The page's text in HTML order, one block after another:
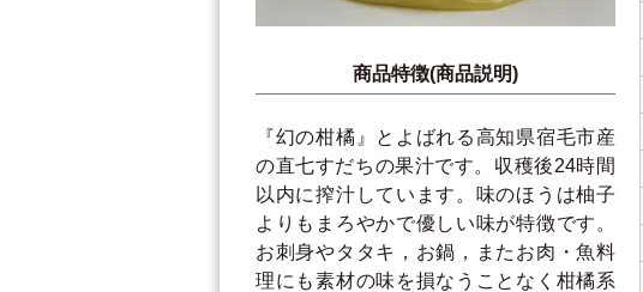
商品特徴(商品説明)
『幻の柑橘』とよばれる高知県宿毛市産
の直七すだちの果汁です。収穫後24時間
以内に搾汁しています。味のほうは柚子
よりもまろやかで優しい味が特徴です。
お刺身やタタキ，お鍋，またお肉・魚料
理にも素材の味を損なうことなく柑橘系